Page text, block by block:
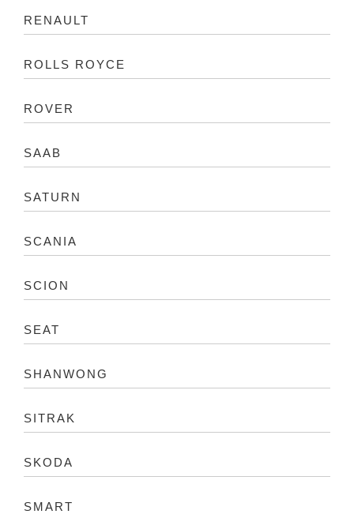
RENAULT
ROLLS ROYCE
ROVER
SAAB
SATURN
SCANIA
SCION
SEAT
SHANWONG
SITRAK
SKODA
SMART